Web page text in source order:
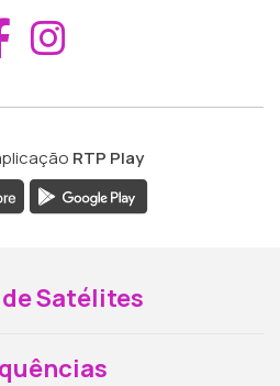
Aceder ao
RTP Play
de Satélites